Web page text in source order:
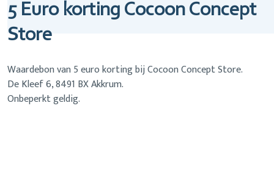
5 Euro korting Cocoon Concept
Store
Waardebon van 5 euro korting bij Cocoon Concept Store.
De Kleef 6, 8491 BX Akkrum.
Onbeperkt geldig.